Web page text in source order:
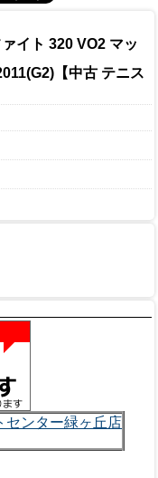
イト 320 VO2 マッ
【中古 テニス
センター緑ヶ丘店